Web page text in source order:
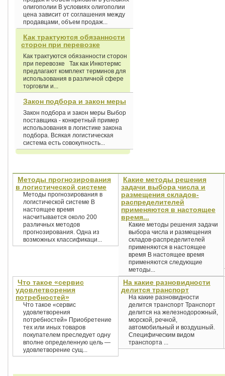
олигополии В условиях олигополии
цена зависит от соглашения между
продавцами, объем продаж...
Как трактуются обязанности
сторон при перевозке
Как трактуются обязанности сторон
при перевозке Так как Инкотермс
предлагают комплект терминов для
использования в различной сфере
торговли и...
Закон подбора и закон меры
Закон подбора и закон меры Выбор
поставщика - конкретный пример
использования в логистике закона
подбора. Всякая логистическая
система есть совокупность...
Методы прогнозирования
в логистической системе
Методы прогнозирования в
логистической системе В
настоящее время
насчитывается около 200
различных методов
прогнозирования. Одна из
возможных классификаци...
Какие методы решения
задачи выбора числа и
размещения складов-
распределителей
применяются в настоящее
время...
Какие методы решения задачи
выбора числа и размещения
складов-распределителей
применяются в настоящее
время В настоящее время
применяются следующие
методы...
Что такое «сервис
удовлетворения
потребностей»
Что такое «сервис
удовлетворения
потребностей» Приобретение
тех или иных товаров
покупателем преследует одну
вполне определенную цель —
удовлетворение сущ...
На какие разновидности
делится транспорт
На какие разновидности
делится транспорт Транспорт
делится на железнодорожный,
морской, речной,
автомобильный и воздушный.
Специфическим видом
транспорта ...